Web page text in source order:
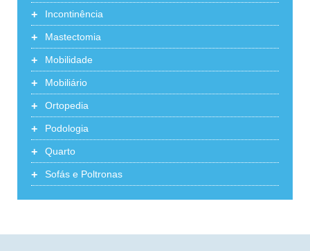
+ Incontinência
+ Mastectomia
+ Mobilidade
+ Mobiliário
+ Ortopedia
+ Podologia
+ Quarto
+ Sofás e Poltronas